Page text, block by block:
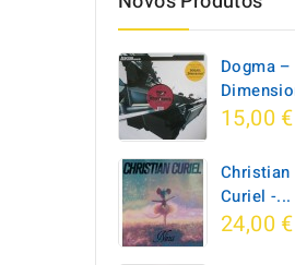
Dogma –
15,00 €
Christian
Curiel -...
24,00 €